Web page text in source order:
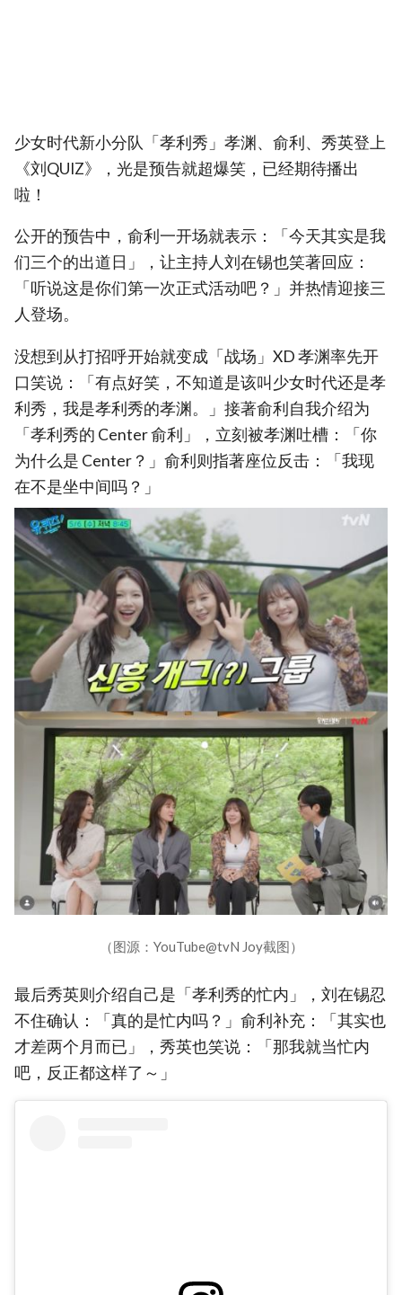
少女时代新小分队「孝利秀」孝渊、俞利、秀英登上
《刘QUIZ》，光是预告就超爆笑，已经期待播出
啦！
公开的预告中，俞利一开场就表示：「今天其实是我
们三个的出道日」，让主持人刘在锡也笑著回应：
「听说这是你们第一次正式活动吧？」并热情迎接三
人登场。
没想到从打招呼开始就变成「战场」XD 孝渊率先开
口笑说：「有点好笑，不知道是该叫少女时代还是孝
利秀，我是孝利秀的孝渊。」接著俞利自我介绍为
「孝利秀的 Center 俞利」，立刻被孝渊吐槽：「你
为什么是 Center？」俞利则指著座位反击：「我现
在不是坐中间吗？」
（图源：YouTube@tvN Joy截图）
最后秀英则介绍自己是「孝利秀的忙内」，刘在锡忍
不住确认：「真的是忙内吗？」俞利补充：「其实也
才差两个月而已」，秀英也笑说：「那我就当忙内
吧，反正都这样了～」